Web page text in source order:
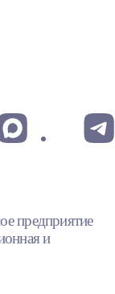
предприятие
и